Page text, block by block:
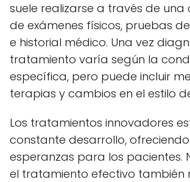
suele realizarse a través de una
de exámenes físicos, pruebas
e historial médico. Una vez
tratamiento varía según la
específica, pero puede incluir
terapias y cambios en el estilo
Los tratamientos innovadores
constante desarrollo,
esperanzas para los pacientes.
el tratamiento efectivo también